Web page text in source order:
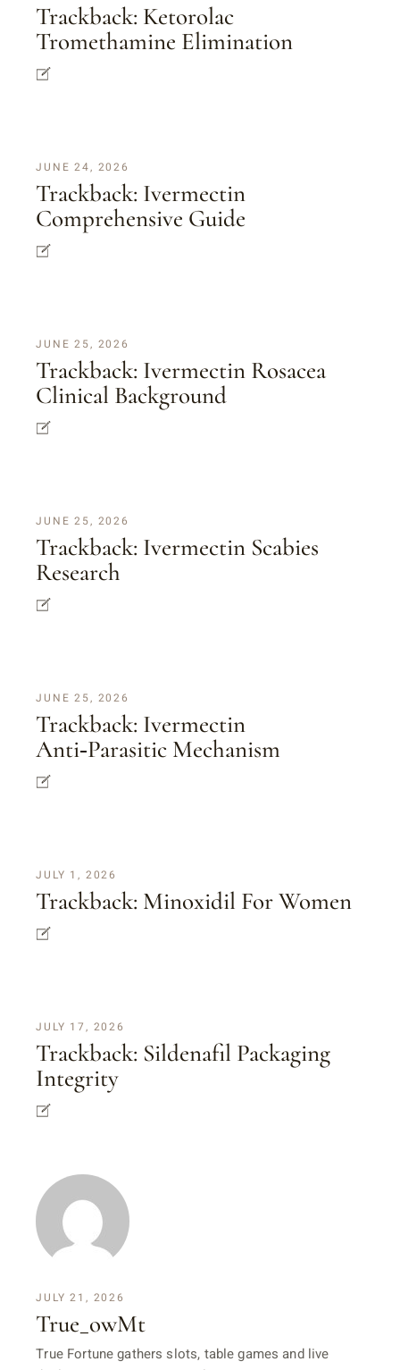
Trackback: Ketorolac
Tromethamine Elimination
JUNE 24, 2026
Trackback: Ivermectin
Comprehensive Guide
JUNE 25, 2026
Trackback: Ivermectin Rosacea
Clinical Background
JUNE 25, 2026
Trackback: Ivermectin Scabies
Research
JUNE 25, 2026
Trackback: Ivermectin
Anti‑parasitic Mechanism
JULY 1, 2026
Trackback: Minoxidil For Women
JULY 17, 2026
Trackback: Sildenafil Packaging
Integrity
JULY 21, 2026
True_owMt
True Fortune gathers slots, table games and live